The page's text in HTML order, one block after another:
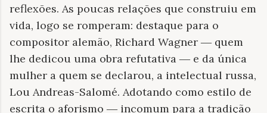
reflexões. As poucas relações que construiu em
vida, logo se romperam: destaque para o
compositor alemão, Richard Wagner — quem
lhe dedicou uma obra refutativa — e da única
mulher a quem se declarou, a intelectual russa,
Lou Andreas-Salomé. Adotando como estilo de
escrita o aforismo — incomum para a tradição